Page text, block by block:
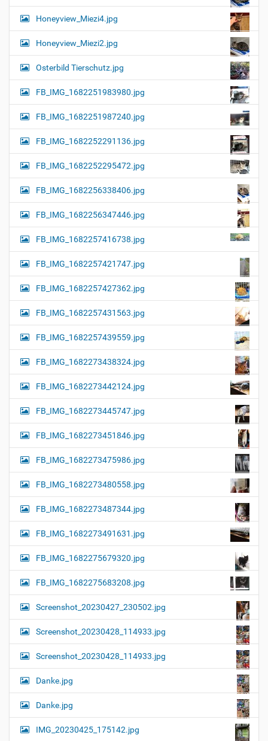
Honeyview_Miezi4.jpg
Honeyview_Miezi2.jpg
Osterbild Tierschutz.jpg
FB_IMG_1682251983980.jpg
FB_IMG_1682251987240.jpg
FB_IMG_1682252291136.jpg
FB_IMG_1682252295472.jpg
FB_IMG_1682256338406.jpg
FB_IMG_1682256347446.jpg
FB_IMG_1682257416738.jpg
FB_IMG_1682257421747.jpg
FB_IMG_1682257427362.jpg
FB_IMG_1682257431563.jpg
FB_IMG_1682257439559.jpg
FB_IMG_1682273438324.jpg
FB_IMG_1682273442124.jpg
FB_IMG_1682273445747.jpg
FB_IMG_1682273451846.jpg
FB_IMG_1682273475986.jpg
FB_IMG_1682273480558.jpg
FB_IMG_1682273487344.jpg
FB_IMG_1682273491631.jpg
FB_IMG_1682275679320.jpg
FB_IMG_1682275683208.jpg
Screenshot_20230427_230502.jpg
Screenshot_20230428_114933.jpg
Screenshot_20230428_114933.jpg
Danke.jpg
Danke.jpg
IMG_20230425_175142.jpg